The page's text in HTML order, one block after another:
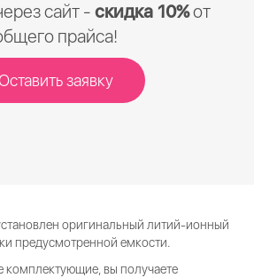
сайт - скидка 10%от
прайса!
заявку
оригинальный литий-ионный
предусмотренной емкости.
комплектующие, вы получаете